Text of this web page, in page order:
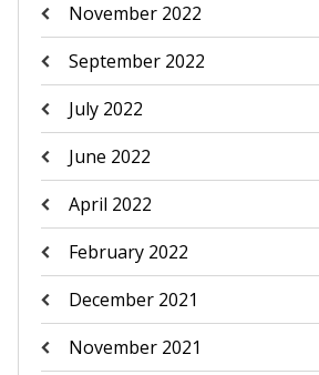
November 2022
September 2022
July 2022
June 2022
April 2022
February 2022
December 2021
November 2021